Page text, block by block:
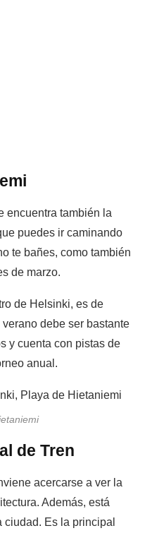
encuentra también la
puedes ir caminando
te bañes, como también
de marzo.
de Helsinki, es de
debe ser bastante
y cuenta con pistas de
anual.
de Tren
acercarse a ver la
Además, está
ciudad. Es la principal